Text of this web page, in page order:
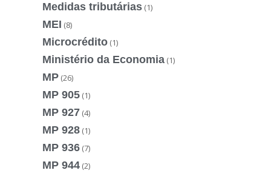
Medidas tributárias (1)
MEI (8)
Microcrédito (1)
Ministério da Economia (1)
MP (26)
MP 905 (1)
MP 927 (4)
MP 928 (1)
MP 936 (7)
MP 944 (2)